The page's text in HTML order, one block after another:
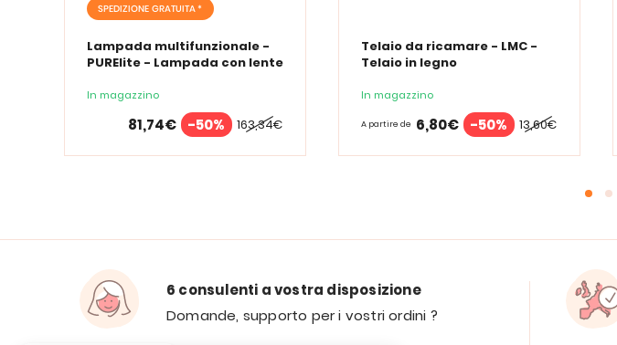
SPEDIZIONE GRATUITA *
Lampada multifunzionale -
PURElite - Lampada con lente
Spectrum
In magazzino
163,34€
81,74€ -50%
Telaio da ricamare - LMC -
Telaio in legno
In magazzino
13,60€
A partire de 6,80€ -50%
6 consulenti a vostra disposizione
Domande, supporto per i vostri ordini ?